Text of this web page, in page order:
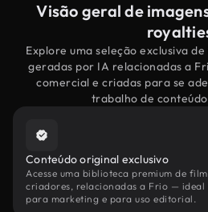
Visão geral de
Explore uma seleção exclusiva
geradas por IA relacionadas a
comercial e criadas para se
trabalho de
Conteúdo original exclusivo
Acesse uma biblioteca premium de
criadores, relacionadas a Frio —
para marketing e para uso editorial.